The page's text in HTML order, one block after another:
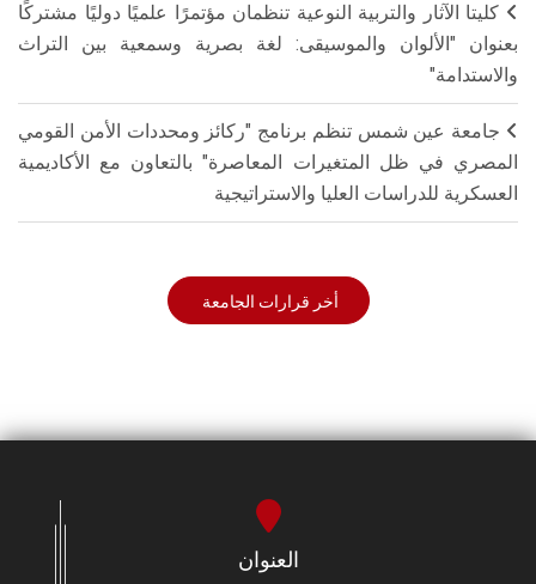
كليتا الآثار والتربية النوعية تنظمان مؤتمرًا علميًا دوليًا مشتركًا
بعنوان "الألوان والموسيقى: لغة بصرية وسمعية بين التراث
والاستدامة"
جامعة عين شمس تنظم برنامج "ركائز ومحددات الأمن القومي
المصري في ظل المتغيرات المعاصرة" بالتعاون مع الأكاديمية
العسكرية للدراسات العليا والاستراتيجية
أخر قرارات الجامعة
العنوان